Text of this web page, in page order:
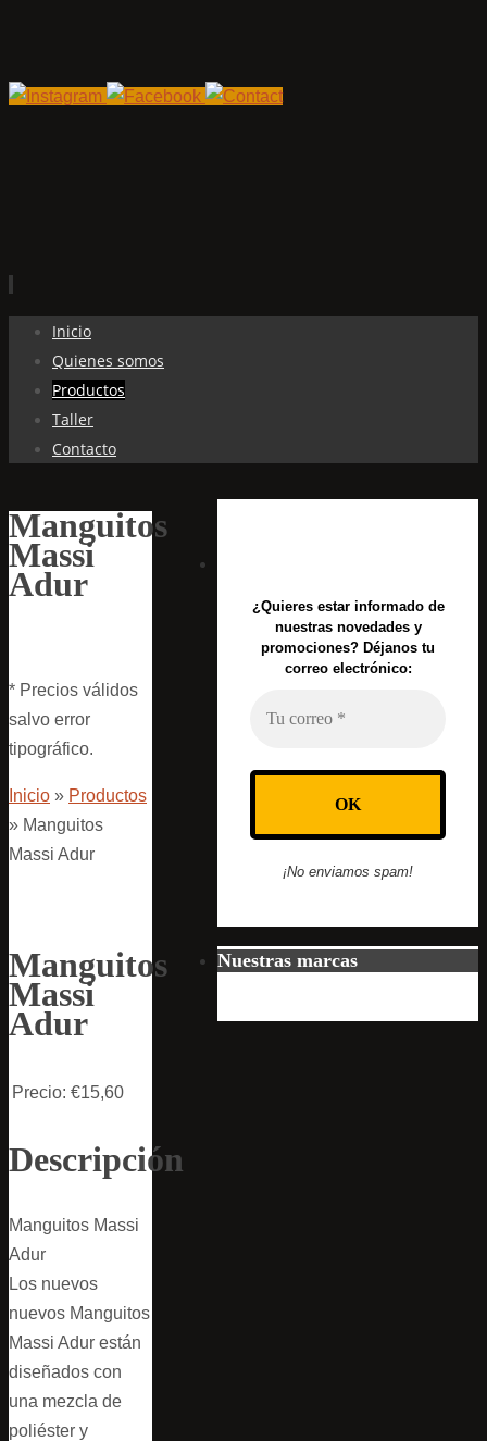
contenido
Inicio
Quienes somos
Productos
Taller
Contacto
Manguitos
Massi
Adur
* Precios válidos
salvo error
tipográfico.
Inicio » Productos
» Manguitos
Massi Adur
Manguitos
Massi
Adur
Precio: €15,60
Descripción
Manguitos Massi
Adur
Los nuevos
nuevos Manguitos
Massi Adur están
diseñados con
una mezcla de
poliéster y
¿Quieres estar informado de
nuestras novedades y
promociones? Déjanos tu
correo electrónico:
¡No enviamos spam!
Nuestras marcas